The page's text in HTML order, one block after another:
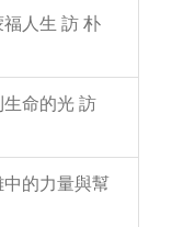
人生 訪 朴
命的光 訪
的力量與幫